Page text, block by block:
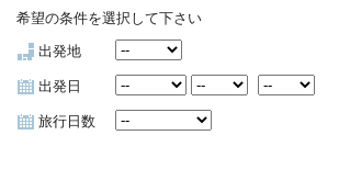
希望の条件を選択して下さい
出発地
出発日
旅行日数